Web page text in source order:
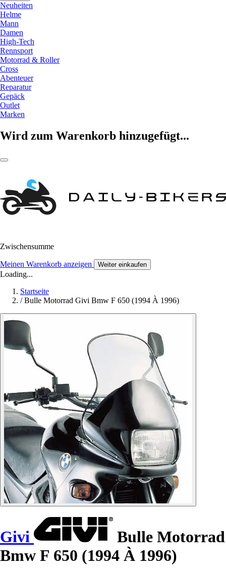
Neuheiten
Helme
Mann
Damen
High-Tech
Rennsport
Motorrad & Roller
Cross
Abenteuer
Reparatur
Gepäck
Outlet
Marken
Wird zum Warenkorb hinzugefügt...
Zwischensumme
Meinen Warenkorb anzeigen Weiter einkaufen
Loading...
Startseite
/ Bulle Motorrad Givi Bmw F 650 (1994 À 1996)
Givi
Bulle Motorrad
Bmw F 650 (1994 À 1996)